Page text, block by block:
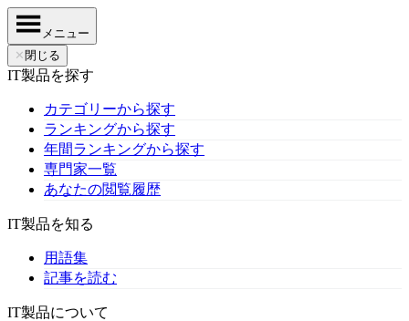
メニュー
✕ 閉じる
IT製品を探す
カテゴリーから探す
ランキングから探す
年間ランキングから探す
専門家一覧
あなたの閲覧履歴
IT製品を知る
用語集
記事を読む
IT製品について